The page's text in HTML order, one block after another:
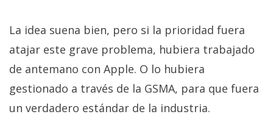
La idea suena bien, pero si la prioridad fuera
atajar este grave problema, hubiera trabajado
de antemano con Apple. O lo hubiera
gestionado a través de la GSMA, para que fuera
un verdadero estándar de la industria.